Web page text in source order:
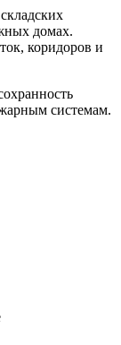
домах.
коридоров и
системам.